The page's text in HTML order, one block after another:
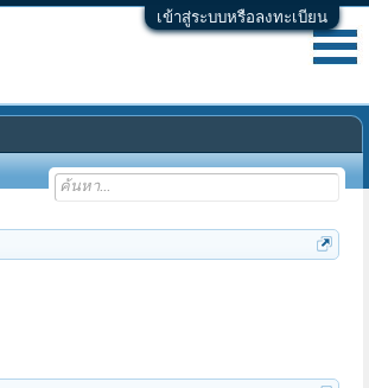
เข้าสู่ระบบหรือลงทะเบียน